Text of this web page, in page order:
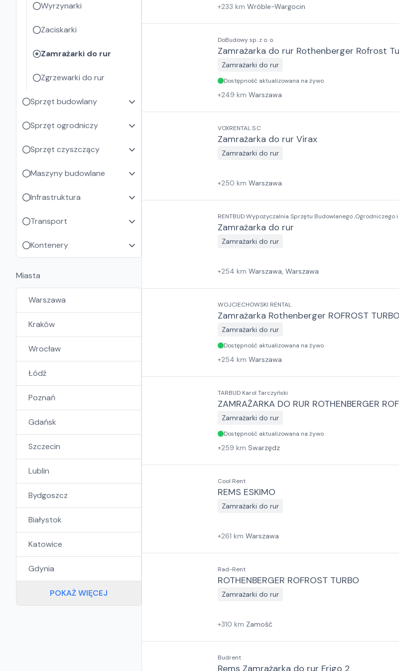
+233 km Wróble-Wargocin
DoBudowy sp. z o. o.
Zamrażarka do rur Rothenberger Rofrost
Zamrażarki do rur
Dostępność aktualizowana na żywo
+249 km Warszawa
VOXRENTAL S.C
Zamrażarka do rur Virax
Zamrażarki do rur
+250 km Warszawa
RENTBUD Wypożyczalnia Sprzętu Budowlanego ,Ogrodniczego
Zamrażarka do rur
Zamrażarki do rur
+254 km Warszawa, Warszawa
WOJCIECHOWSKI RENTAL
Zamrażarka Rothenberger ROFROST
Zamrażarki do rur
Dostępność aktualizowana na żywo
+254 km Warszawa
TARBUD Karol Tarczyński
ZAMRAŻARKA DO RUR ROTHENBERGER
Zamrażarki do rur
Dostępność aktualizowana na żywo
+259 km Swarzędz
Cool Rent
REMS ESKIMO
Zamrażarki do rur
+261 km Warszawa
Rad-Rent
ROTHENBERGER ROFROST TURBO
Zamrażarki do rur
+310 km Zamość
Budrent
Rems Zamrażarka do rur Frigo 2
Wyrzynarki
Zaciskarki
Zamrażarki do rur
Zgrzewarki do rur
Sprzęt budowlany
Sprzęt ogrodniczy
Sprzęt czyszczący
Maszyny budowlane
Infrastruktura
Transport
Kontenery
Miasta
Warszawa
Kraków
Wrocław
Łódź
Poznań
Gdańsk
Szczecin
Lublin
Bydgoszcz
Białystok
Katowice
Gdynia
POKAŻ WIĘCEJ